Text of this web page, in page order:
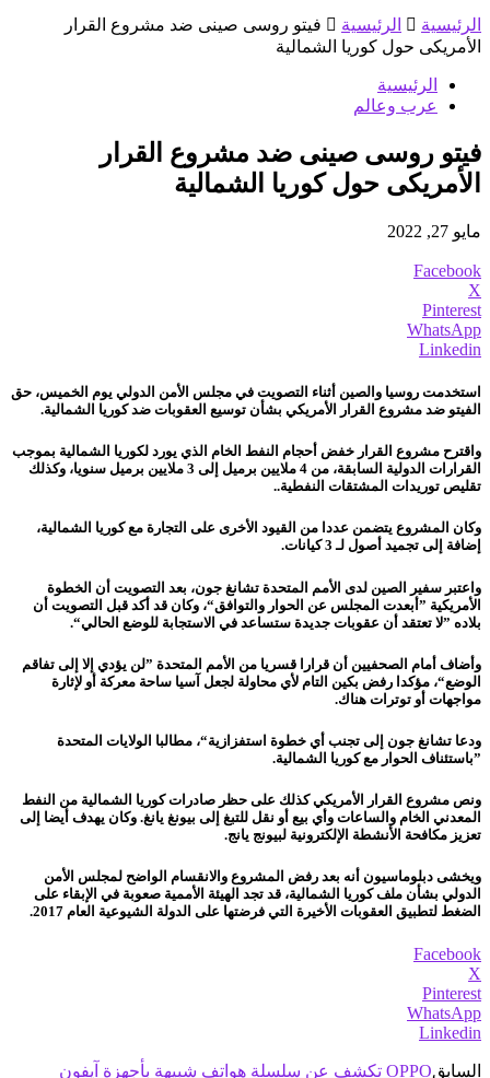
الرئيسية الرئيسية
فيتو روسى صينى ضد مشروع القرار
الأمريكى حول كوريا الشمالية
الرئيسية
عرب وعالم
فيتو روسى صينى ضد مشروع القرار
الأمريكى حول كوريا الشمالية
مايو 27, 2022
Facebook
X
Pinterest
WhatsApp
Linkedin
استخدمت روسيا والصين أثناء التصويت في مجلس الأمن الدولي يوم الخميس، حق
الفيتو ضد مشروع القرار الأمريكي بشأن توسيع العقوبات ضد كوريا الشمالية.
واقترح مشروع القرار خفض أحجام النفط الخام الذي يورد لكوريا الشمالية بموجب
القرارات الدولية السابقة، من 4 ملايين برميل إلى 3 ملايين برميل سنويا، وكذلك
تقليص توريدات المشتقات النفطية..
وكان المشروع يتضمن عددا من القيود الأخرى على التجارة مع كوريا الشمالية،
إضافة إلى تجميد أصول لـ 3 كيانات.
واعتبر سفير الصين لدى الأمم المتحدة تشانغ جون، بعد التصويت أن الخطوة
الأمريكية ”أبعدت المجلس عن الحوار والتوافق“، وكان قد أكد قبل التصويت أن
بلاده ”لا تعتقد أن عقوبات جديدة ستساعد في الاستجابة للوضع الحالي“.
وأضاف أمام الصحفيين أن قرارا قسريا من الأمم المتحدة ”لن يؤدي إلا إلى تفاقم
الوضع“، مؤكدا رفض بكين التام لأي محاولة لجعل آسيا ساحة معركة أو لإثارة
مواجهات أو توترات هناك.
ودعا تشانغ جون إلى تجنب أي خطوة استفزازية“، مطالبا الولايات المتحدة
”باستئناف الحوار مع كوريا الشمالية.
ونص مشروع القرار الأمريكي كذلك على حظر صادرات كوريا الشمالية من النفط
المعدني الخام والساعات وأي بيع أو نقل للتبغ إلى بيونغ يانغ. وكان يهدف أيضا إلى
تعزيز مكافحة الأنشطة الإلكترونية لبيونج يانج.
ويخشى دبلوماسيون أنه بعد رفض المشروع والانقسام الواضح لمجلس الأمن
الدولي بشأن ملف كوريا الشمالية، قد تجد الهيئة الأممية صعوبة في الإبقاء على
الضغط لتطبيق العقوبات الأخيرة التي فرضتها على الدولة الشيوعية العام 2017.
Facebook
X
Pinterest
WhatsApp
Linkedin
السابقOPPO تكشف عن سلسلة هواتف شبيهة بأجهزة آيفون